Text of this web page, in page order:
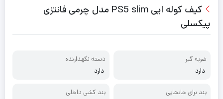
کیف کوله ایی PS5 slim مدل چرمی فانتزی
پیکسلی
ضربه گیر
دارد
دسته نگهدارنده
دارد
بند برای جابجایی
بند کشی داخلی